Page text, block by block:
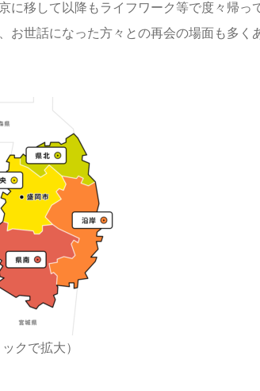
に移して以降もライフワーク等で度々帰っ
お世話になった方々との再会の場面も多く
クで拡大）